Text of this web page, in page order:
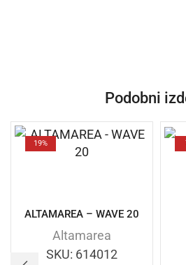
Podobni
19%
ALTAMAREA – WAVE 20
Altamarea
SKU: 614012